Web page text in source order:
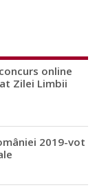
online
Zilei Limbii
2019-vot